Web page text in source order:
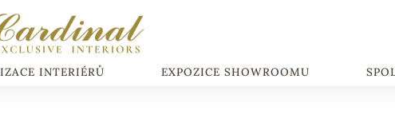
INTERIÉRŮ EXPOZICE SHOWROOMU